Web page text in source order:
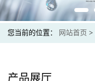
您当前的位置： 网站首页 >
产品展厅